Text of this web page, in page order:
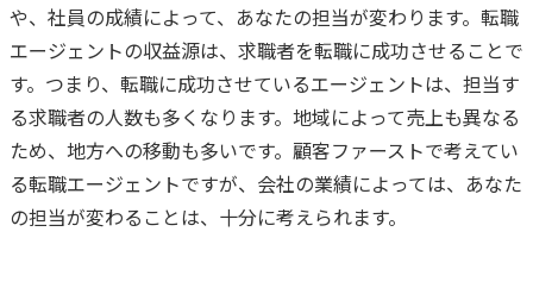
や、社員の成績によって、あなたの担当が変わります。 転職
エージェントの収益源は、求職者を転職に成功させることで
す。 つまり、転職に成功させているエージェントは、担当す
る求職者の人数も多くなります。 地域によって売上も異なる
ため、地方への移動も多いです。 顧客ファーストで考えてい
る転職エージェントですが、会社の業績によっては、あなた
の担当が変わることは、十分に考えられます。